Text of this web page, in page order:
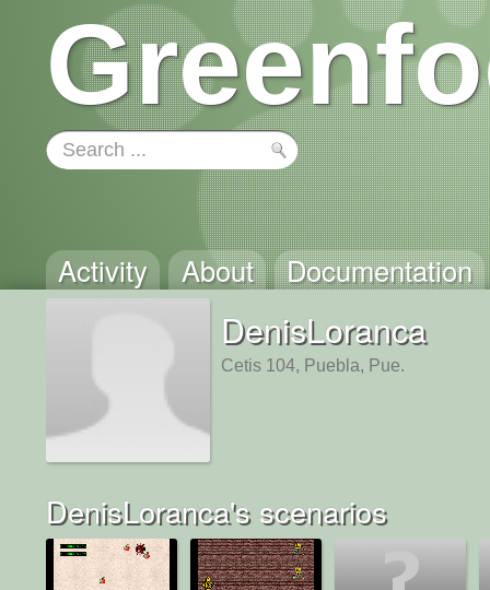
Activity About Documentation
DenisLoranca
Cetis 104, Puebla, Pue.
DenisLoranca's scenarios